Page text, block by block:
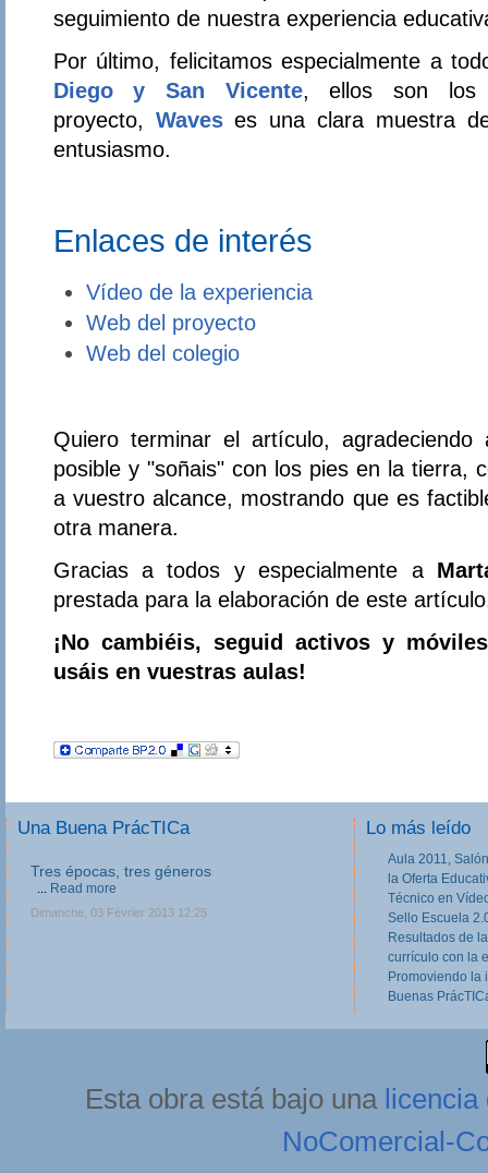
seguimiento de nuestra experiencia
Por último, felicitamos especialmente a
Diego y San Vicente, ellos son los
proyecto, Waveses una clara muestra
entusiasmo.
Enlaces de interés
Vídeo de la experiencia
Web del proyecto
Web del colegio
Quiero terminar el artículo,
posible y "soñais" con los pies en la tierra,
a vuestro alcance, mostrando que es
otra manera.
Gracias a todos y especialmente a
prestada para la elaboración de este
¡No cambiéis, seguid activos y
usáis en vuestras aulas!
Una Buena PrácTICa
Tres épocas, tres géneros
... Read more
Dimanche, 03 Février 2013 12:25
Lo más leído
Aula 2011,
la Oferta
Técnico en
Sello Escuela
Resultados de
currículo con la
Promoviendo la
Buenas
Esta obra está bajo una licencia
NoComercial-